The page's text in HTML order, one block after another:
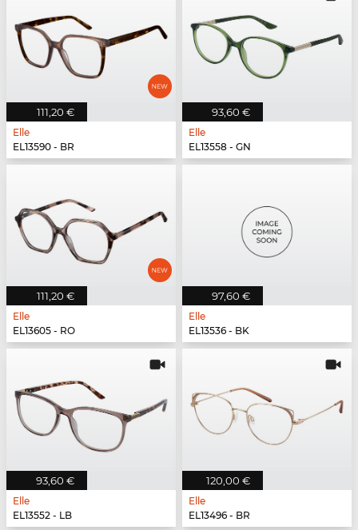
111,20 €
Elle
EL13590 - BR
93,60 €
Elle
EL13558 - GN
111,20 €
Elle
EL13605 - RO
97,60 €
Elle
EL13536 - BK
93,60 €
Elle
EL13552 - LB
120,00 €
Elle
EL13496 - BR